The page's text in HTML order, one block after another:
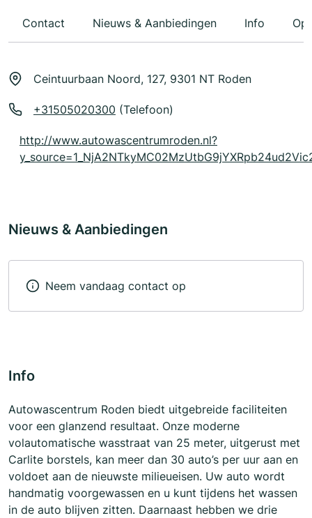
Contact Nieuws & Aanbiedingen Info
Ceintuurbaan Noord, 127, 9301 NT Roden
+31505020300 (Telefoon)
http://www.autowascentrumroden.nl?
Nieuws & Aanbiedingen
Neem vandaag contact op
Info
Autowascentrum Roden biedt uitgebreide faciliteiten
voor een glanzend resultaat. Onze moderne
volautomatische wasstraat van 25 meter, uitgerust met
Carlite borstels, kan meer dan 30 auto’s per uur aan en
voldoet aan de nieuwste milieueisen. Uw auto wordt
handmatig voorgewassen en u kunt tijdens het wassen
in de auto blijven zitten. Daarnaast hebben we drie